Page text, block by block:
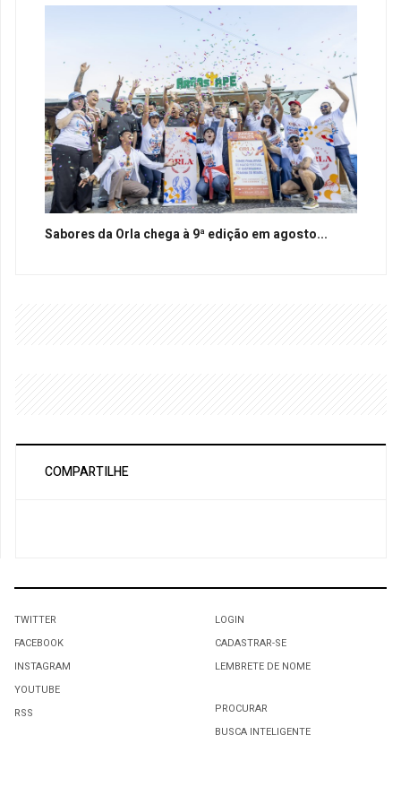
Sabores da Orla chega à 9ª edição em agosto...
COMPARTILHE
TWITTER
FACEBOOK
INSTAGRAM
YOUTUBE
RSS
LOGIN
CADASTRAR-SE
LEMBRETE DE NOME
PROCURAR
BUSCA INTELIGENTE